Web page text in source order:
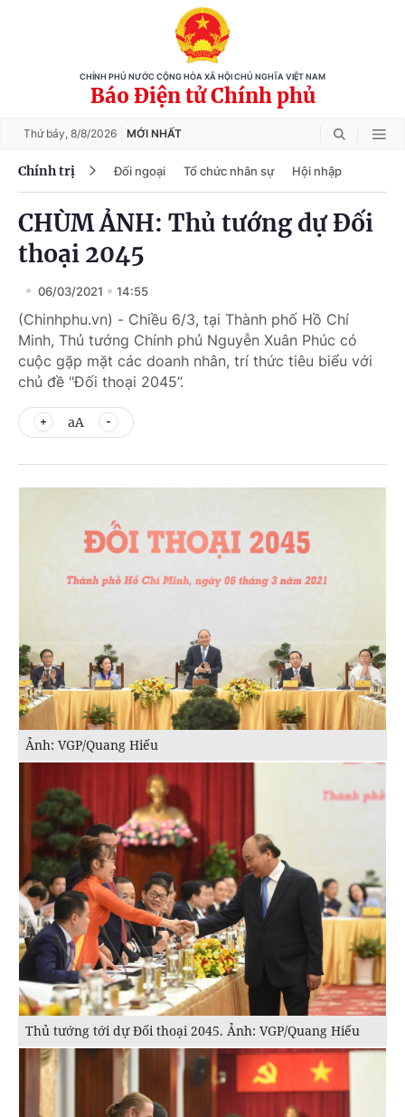
CHÍNH PHỦ NƯỚC CỘNG HÒA XÃ HỘI CHỦ NGHĨA VIỆT NAM
Báo Điện tử Chính phủ
Thứ bảy, 8/8/2026 MỚI NHẤT
Chính trị Đối ngoại Tổ chức nhân sự Hội nhập
CHÙM ẢNH: Thủ tướng dự Đối
thoại 2045
06/03/2021 14:55
(Chinhphu.vn) - Chiều 6/3, tại Thành phố Hồ Chí
Minh, Thủ tướng Chính phủ Nguyễn Xuân Phúc có
cuộc gặp mặt các doanh nhân, trí thức tiêu biểu với
chủ đề "Đối thoại 2045”.
aA
Ảnh: VGP/Quang Hiếu
Thủ tướng tới dự Đối thoại 2045. Ảnh: VGP/Quang Hiếu